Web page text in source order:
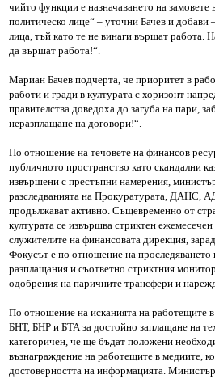
чийто функции е назначаването на замовете
политическо лице“ – уточни Бачев и добави
лица, тъй като те не винаги вършат работа.
да вършат работа!“.
Мариан Бачев подчерта, че приоритет в
работи и гради в културата с хоризонт
правителства доведоха до загуба на пари,
неразплащане на договори!“.
По отношение на течовете на финансов
публичното пространство като скандални
извършени с престъпни намерения,
разследванията на Прокуратурата, ДАНС,
продължават активно. Същевременно от
културата се извършва стриктен
служителите на финансовата дирекция,
Фокусът е по отношение на проследяването
разплащания и съответно стриктния
одобрения на паричните трансфери и
По отношение на исканията на работещите
БНТ, БНР и БТА за достойно заплащане на
категоричен, че ще бъдат положени
възнаграждение на работещите в медиите,
достоверността на информацията.